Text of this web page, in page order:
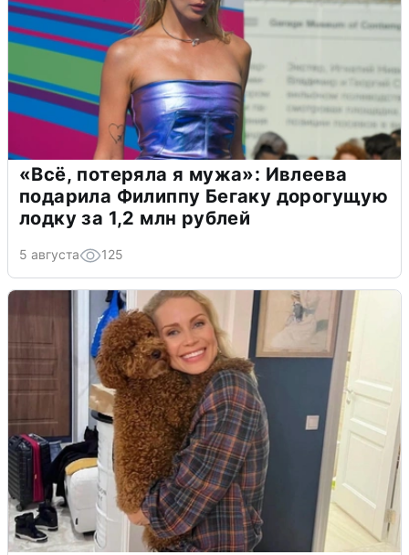
«Всё, потеряла я мужа»: Ивлеева
подарила Филиппу Бегаку дорогущую
лодку за 1,2 млн рублей
5 августа 125